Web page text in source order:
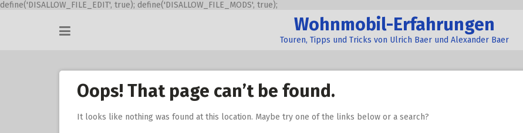
define('DISALLOW_FILE_EDIT', true); define('DISALLOW_FILE_MODS', true);
Wohnmobil-Erfahrungen
Touren, Tipps und Tricks von Ulrich Baer und Alexander Baer
Oops! That page can’t be found.
It looks like nothing was found at this location. Maybe try one of the links below or a search?